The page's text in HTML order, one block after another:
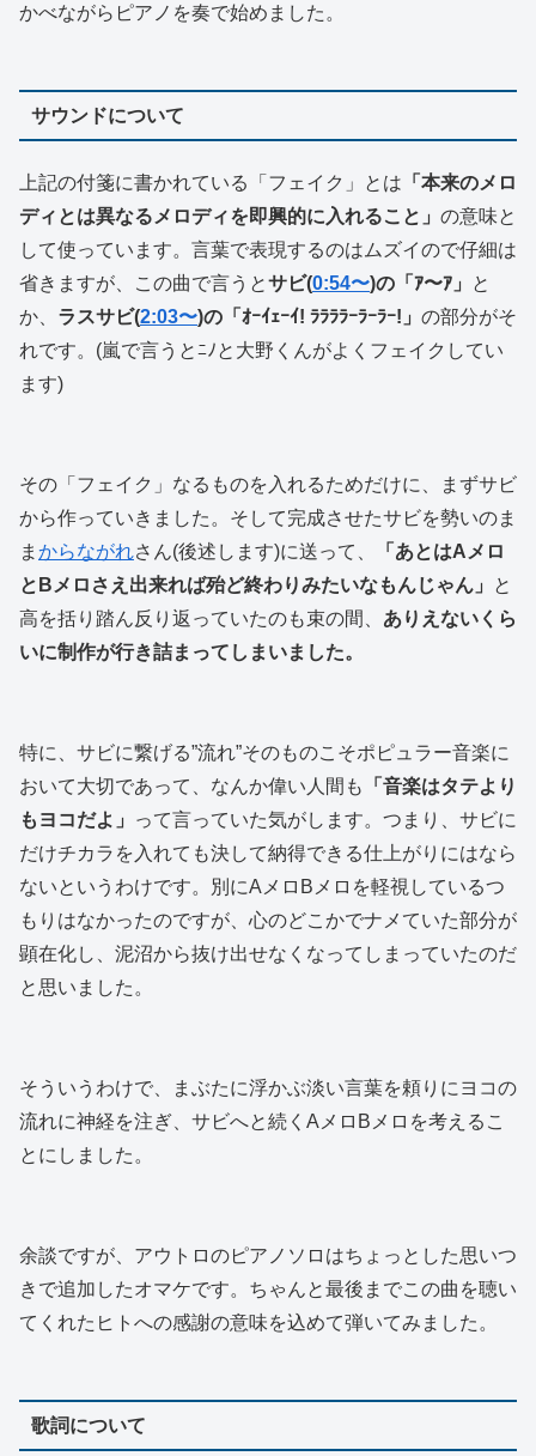
かべながらピアノを奏で始めました。
サウンドについて
上記の付箋に書かれている「フェイク」とは 「本来のメロ
ディとは異なるメロディを即興的に入れること」 の意味と
して使っています。言葉で表現するのはムズイので仔細は
省きますが、この曲で言うとサビ(0:54〜)の「ｱ〜ｱ」
と
か、 ラスサビ(2:03〜)の「ｵｰｲｪｰｲ! ﾗﾗﾗﾗｰﾗｰﾗｰ!」 の部分がそ
れです。(嵐で言うとﾆﾉと大野くんがよくフェイクしてい
ます)
その「フェイク」なるものを入れるためだけに、まずサビ
から作っていきました。そして完成させたサビを勢いのま
ま からながれさん(後述します)に送って、
「あとはAメロ
とBメロさえ出来れば殆ど終わりみたいなもんじゃん」
と
高を括り踏ん反り返っていたのも束の間、 ありえないくら
いに制作が行き詰まってしまいました。
特に、サビに繋げる”流れ”そのものこそポピュラー音楽に
おいて大切であって、なんか偉い人間も
「音楽はタテより
もヨコだよ」
って言っていた気がします。つまり、サビに
だけチカラを入れても決して納得できる仕上がりにはなら
ないというわけです。別にAメロBメロを軽視しているつ
もりはなかったのですが、心のどこかでナメていた部分が
顕在化し、泥沼から抜け出せなくなってしまっていたのだ
と思いました。
そういうわけで、まぶたに浮かぶ淡い言葉を頼りにヨコの
流れに神経を注ぎ、サビへと続くAメロBメロを考えるこ
とにしました。
余談ですが、アウトロのピアノソロはちょっとした思いつ
きで追加したオマケです。ちゃんと最後までこの曲を聴い
てくれたヒトへの感謝の意味を込めて弾いてみました。
歌詞について